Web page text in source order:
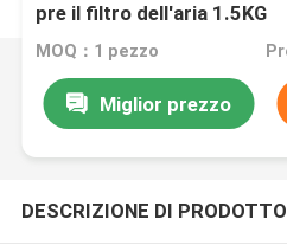
pre il filtro dell'aria 1.5KG
MOQ：1 pezzo
Miglior prezzo
DESCRIZIONE DI PRODOTTO